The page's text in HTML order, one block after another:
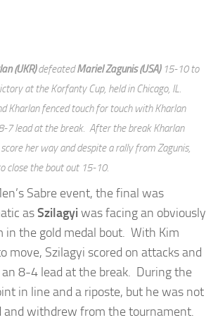
(UKR)defeatedMariel Zagunis (USA)15-10 to
at the Korfanty Cup, held in Chicago, IL.
Kharlan fenced touch for touch with Kharlan
7 lead at the break. After the break Kharlan
her way and despite a rally from Zagunis,
close the bout out 15-10.
Sabre event, the final was
asSzilagyi was facing an obviously
in the gold medal bout. With Kim
move, Szilagyi scored on attacks and
8-4 lead at the break. During the
in line and a riposte, but he was not
and withdrew from the tournament.